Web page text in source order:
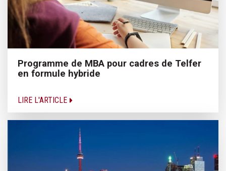
Programme de MBA pour cadres de Telfer
en formule hybride
LIRE L'ARTICLE